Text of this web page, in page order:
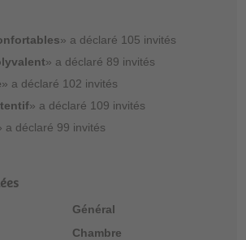
» a déclaré 105 invités
» a déclaré 89 invités
» a déclaré 102 invités
» a déclaré 109 invités
a déclaré 99 invités
Général
Chambre